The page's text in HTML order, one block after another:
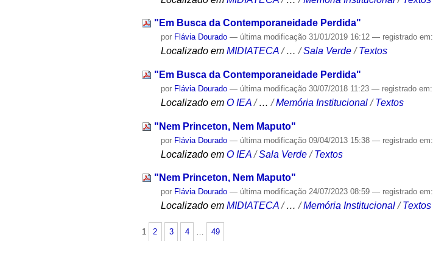
"Em Busca da Contemporaneidade Perdida"
por Flávia Dourado — última modificação 31/01/2019 16:12— registrado em:
Localizado em MIDIATECA /…/Sala Verde /Textos
"Em Busca da Contemporaneidade Perdida"
por Flávia Dourado — última modificação 30/07/2018 11:23— registrado em:
Localizado em O IEA /…/Memória Institucional /Textos
"Nem Princeton, Nem Maputo"
por Flávia Dourado — última modificação 09/04/2013 15:38— registrado em:
Localizado em O IEA /Sala Verde /Textos
"Nem Princeton, Nem Maputo"
por Flávia Dourado — última modificação 24/07/2023 08:59— registrado em:
Localizado em MIDIATECA /…/Memória Institucional /Textos
1 2 3 4 49